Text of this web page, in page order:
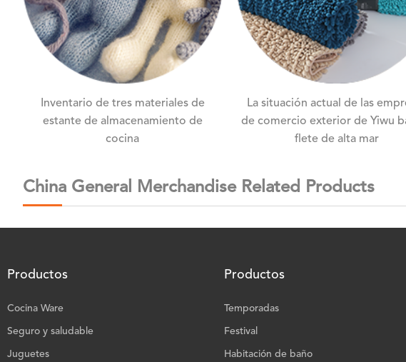
Inventario de tres materiales de
estante de almacenamiento de
cocina
La situación actual de las
de comercio exterior de Yiwu
flete de alta mar
China General Merchandise Related Products
Productos
Cocina Ware
Seguro y saludable
Juguetes
Productos
Temporadas
Festival
Habitación de baño